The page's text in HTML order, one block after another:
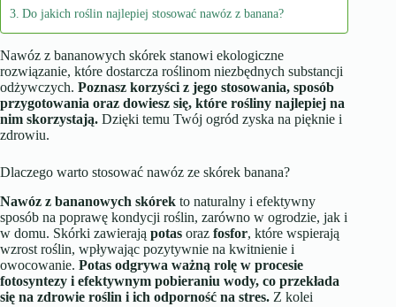
Do jakich roślin najlepiej stosować nawóz z banana?
Nawóz z bananowych skórek stanowi ekologiczne
rozwiązanie, które dostarcza roślinom niezbędnych substancji
odżywczych. Poznasz korzyści z jego stosowania, sposób
przygotowania oraz dowiesz się, które rośliny najlepiej na
nim skorzystają. Dzięki temu Twój ogród zyska na pięknie i
zdrowiu.
Dlaczego warto stosować nawóz ze skórek banana?
Nawóz z bananowych skórek to naturalny i efektywny
sposób na poprawę kondycji roślin, zarówno w ogrodzie, jak i
w domu. Skórki zawierają potas oraz fosfor, które wspierają
wzrost roślin, wpływając pozytywnie na kwitnienie i
owocowanie. Potas odgrywa ważną rolę w procesie
fotosyntezy i efektywnym pobieraniu wody, co przekłada
się na zdrowie roślin i ich odporność na stres. Z kolei